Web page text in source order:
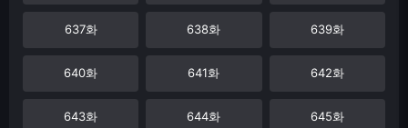
637화 638화 639화
640화 641화 642화
643화 644화 645화